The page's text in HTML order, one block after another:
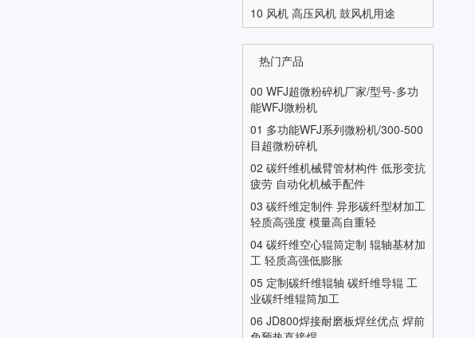
10 风机 高压风机 鼓风机用途
热门产品
00 WFJ超微粉碎机厂家/型号-多功
能WFJ微粉机
01 多功能WFJ系列微粉机/300-500
目超微粉碎机
02 碳纤维机械臂管材构件 低形变抗
疲劳 自动化机械手配件
03 碳纤维定制件 异形碳纤型材加工
轻质高强度 模量高自重轻
04 碳纤维空心辊筒定制 辊轴基材加
工 轻质高强低膨胀
05 定制碳纤维辊轴 碳纤维导辊 工
业碳纤维辊筒加工
06 JD800焊接耐磨板焊丝优点 焊前